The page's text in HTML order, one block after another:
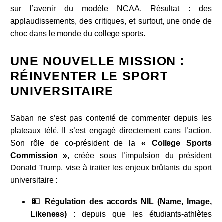
sur l’avenir du modèle NCAA. Résultat : des
applaudissements, des critiques, et surtout, une onde de
choc dans le monde du college sports.
UNE NOUVELLE MISSION :
RÉINVENTER LE SPORT
UNIVERSITAIRE
Saban ne s’est pas contenté de commenter depuis les
plateaux télé. Il s’est engagé directement dans l’action.
Son rôle de co-président de la « College Sports
Commission », créée sous l’impulsion du président
Donald Trump, vise à traiter les enjeux brûlants du sport
universitaire :
💵 Régulation des accords NIL (Name, Image,
Likeness) : depuis que les étudiants-athlètes